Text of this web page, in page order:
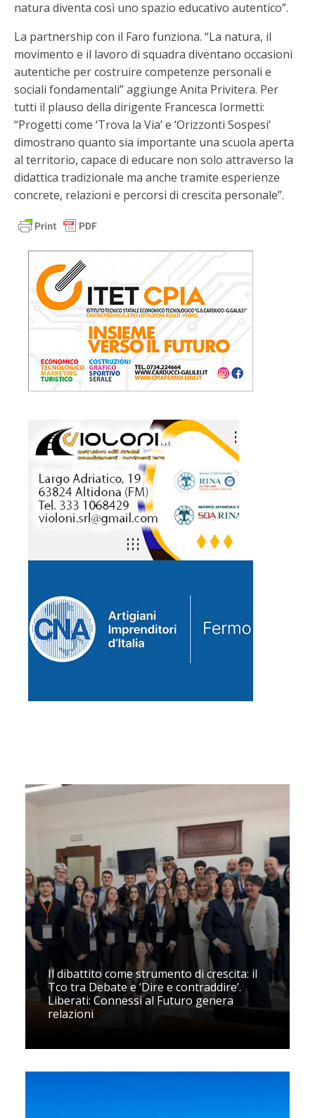
natura diventa così uno spazio educativo autentico”.
La partnership con il Faro funziona. “La natura, il
movimento e il lavoro di squadra diventano occasioni
autentiche per costruire competenze personali e
sociali fondamentali” aggiunge Anita Privitera. Per
tutti il plauso della dirigente Francesca Iormetti:
“Progetti come ‘Trova la Via’ e ‘Orizzonti Sospesi’
dimostrano quanto sia importante una scuola aperta
al territorio, capace di educare non solo attraverso la
didattica tradizionale ma anche tramite esperienze
concrete, relazioni e percorsi di crescita personale”.
Il dibattito come strumento di crescita: il
Tco tra Debate e ‘Dire e contraddire’.
Liberati: Connessi al Futuro genera
relazioni